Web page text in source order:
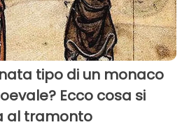
tipo di un monaco
Ecco cosa si
al tramonto